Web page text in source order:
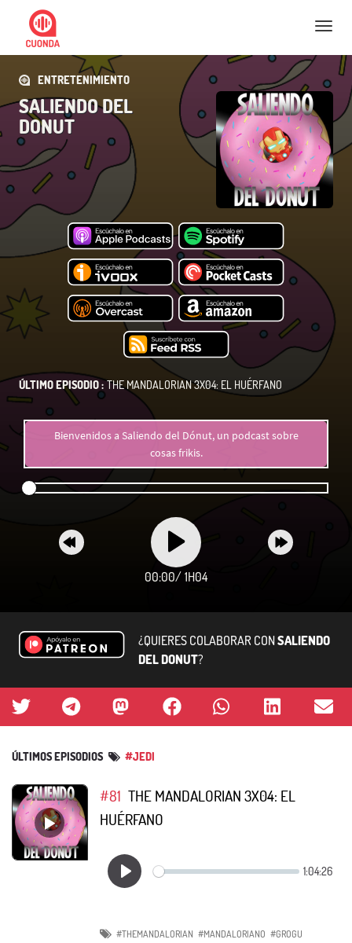
Nav
ENTRETENIMIENTO
SALIENDO DEL
DONUT
ÚLTIMO EPISODIO : THE MANDALORIAN 3X04: EL HUÉRFANO
Bienvenidos a Saliendo del Dónut, un podcast sobre
cosas frikis.
00:00/ 1H04
¿QUIERES COLABORAR CONSALIENDO
DEL DONUT?
ÚLTIMOS EPISODIOS #JEDI
#81 THE MANDALORIAN 3X04: EL
HUÉRFANO
#THEMANDALORIAN #MANDALORIANO #GROGU